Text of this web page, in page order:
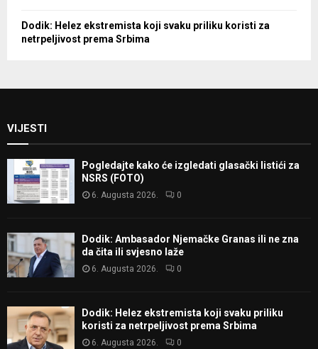
Dodik: Helez ekstremista koji svaku priliku koristi za
netrpeljivost prema Srbima
VIJESTI
Pogledajte kako će izgledati glasački listići za
NSRS (FOTO)
6. Augusta 2026. 0
Dodik: Ambasador Njemačke Granas ili ne zna
da čita ili svjesno laže
6. Augusta 2026. 0
Dodik: Helez ekstremista koji svaku priliku
koristi za netrpeljivost prema Srbima
6. Augusta 2026. 0